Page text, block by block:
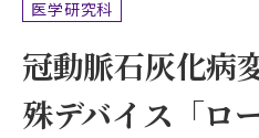
医学研究科
冠動脈石灰化病
殊デバイス「ロ